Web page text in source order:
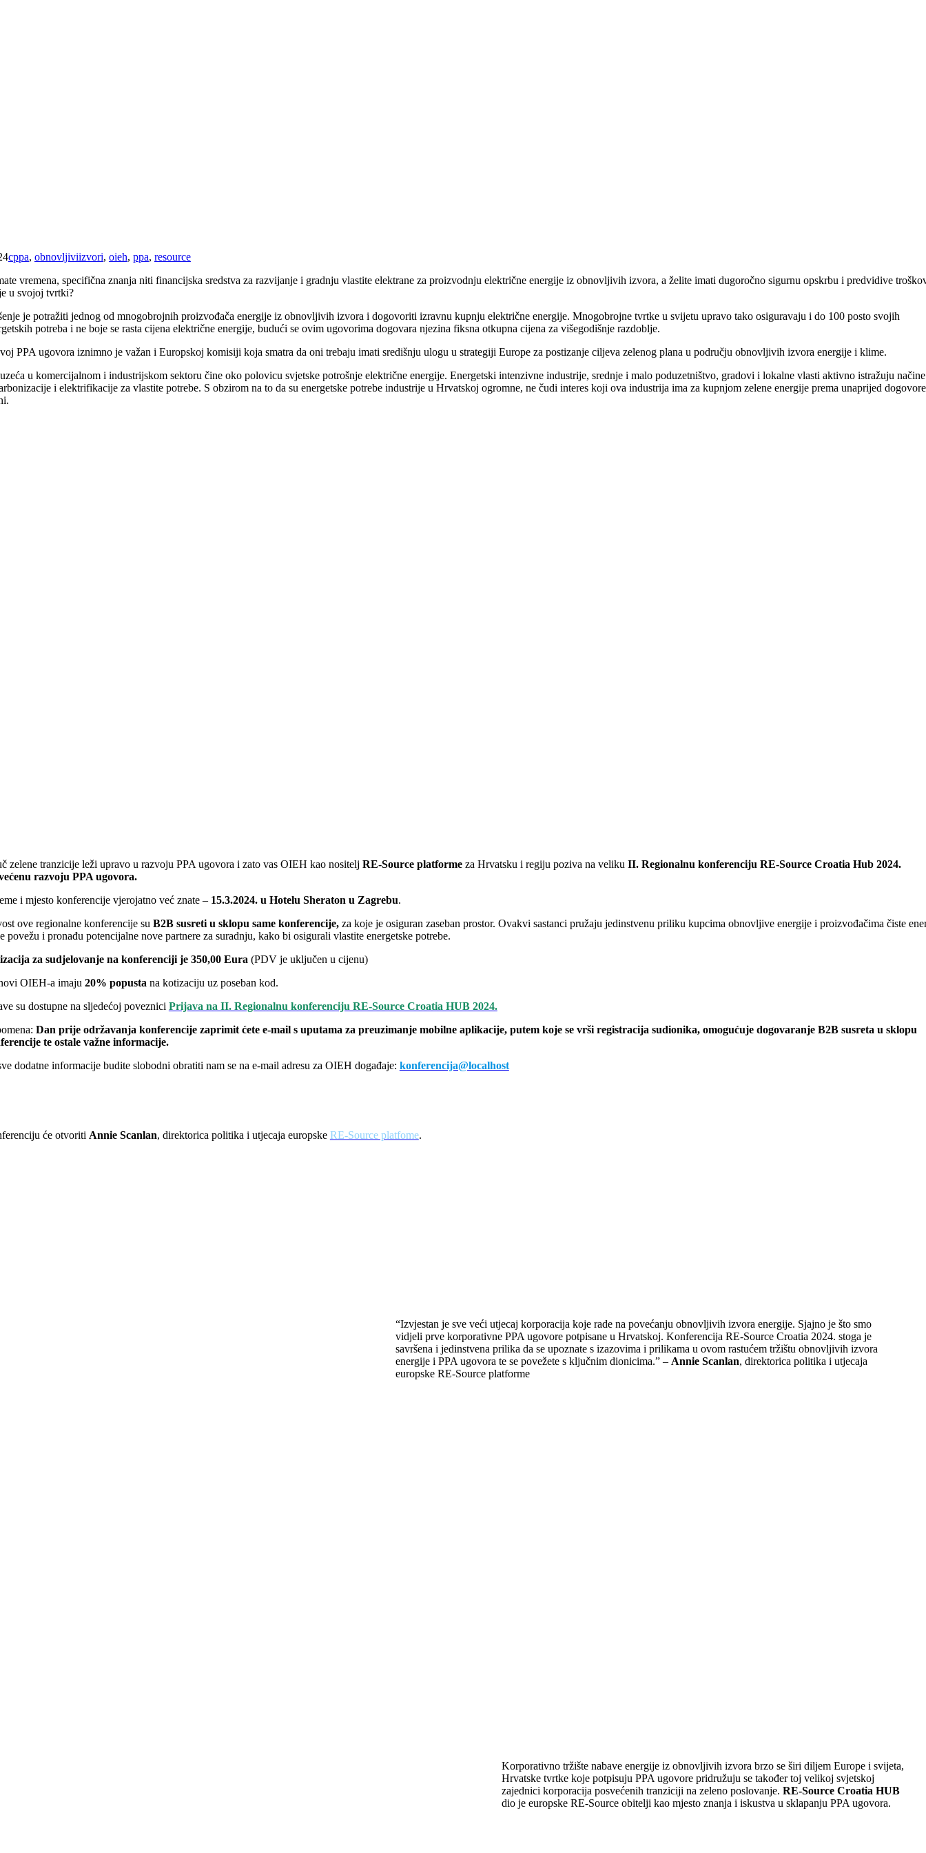
cppa, obnovljiviizvori, oieh, ppa, resource
vremena, specifična znanja niti financijska sredstva za razvijanje i gradnju vlastite elektrane za proizvodnju električne energije iz obnovljivih izvora, a želite imati dugoročno sigurnu opskrbu i predvidive
u svojoj tvrtki?
je potražiti jednog od mnogobrojnih proizvođača energije iz obnovljivih izvora i dogovoriti izravnu kupnju električne energije. Mnogobrojne tvrtke u svijetu upravo tako osiguravaju i do 100 posto svojih
potreba i ne boje se rasta cijena električne energije, budući se ovim ugovorima dogovara njezina fiksna otkupna cijena za višegodišnje razdoblje.
PPA ugovora iznimno je važan i Europskoj komisiji koja smatra da oni trebaju imati središnju ulogu u strategiji Europe za postizanje ciljeva zelenog plana u području obnovljivih izvora energije i klime.
u komercijalnom i industrijskom sektoru čine oko polovicu svjetske potrošnje električne energije. Energetski intenzivne industrije, srednje i malo poduzetništvo, gradovi i lokalne vlasti aktivno istražuju načine
i elektrifikacije za vlastite potrebe. S obzirom na to da su energetske potrebe industrije u Hrvatskoj ogromne, ne čudi interes koji ova industrija ima za kupnjom zelene energije prema unaprijed
zelene tranzicije leži upravo u razvoju PPA ugovora i zato vas OIEH kao nositelj RE-Source platforme za Hrvatsku i regiju poziva na veliku II. Regionalnu konferenciju RE-Source Croatia Hub 2024.
razvoju PPA ugovora.
i mjesto konferencije vjerojatno već znate – 15.3.2024. u Hotelu Sheraton u Zagrebu.
ove regionalne konferencije su B2B susreti u sklopu same konferencije, za koje je osiguran zaseban prostor. Ovakvi sastanci pružaju jedinstvenu priliku kupcima obnovljive energije i proizvođačima čiste
povežu i pronađu potencijalne nove partnere za suradnju, kako bi osigurali vlastite energetske potrebe.
za sudjelovanje na konferenciji je 350,00 Eura (PDV je uključen u cijenu)
OIEH-a imaju 20% popusta na kotizaciju uz poseban kod.
su dostupne na sljedećoj poveznici Prijava na II. Regionalnu konferenciju RE-Source Croatia HUB 2024.
Dan prije održavanja konferencije zaprimit ćete e-mail s uputama za preuzimanje mobilne aplikacije, putem koje se vrši registracija sudionika, omogućuje dogovaranje B2B susreta u sklopu
te ostale važne informacije.
dodatne informacije budite slobodni obratiti nam se na e-mail adresu za OIEH događaje: konferencija@localhost
će otvoriti Annie Scanlan, direktorica politika i utjecaja europske RE-Source platfome.
“Izvjestan je sve veći utjecaj korporacija koje rade na povećanju obnovljivih izvora energije. Sjajno je što smo
vidjeli prve korporativne PPA ugovore potpisane u Hrvatskoj. Konferencija RE-Source Croatia 2024. stoga je
savršena i jedinstvena prilika da se upoznate s izazovima i prilikama u ovom rastućem tržištu obnovljivih izvora
energije i PPA ugovora te se povežete s ključnim dionicima.” – Annie Scanlan, direktorica politika i utjecaja
europske RE-Source platforme
Korporativno tržište nabave energije iz obnovljivih izvora brzo se širi diljem Europe i svijeta,
Hrvatske tvrtke koje potpisuju PPA ugovore pridružuju se također toj velikoj svjetskoj
zajednici korporacija posvećenih tranziciji na zeleno poslovanje. RE-Source Croatia HUB
dio je europske RE-Source obitelji kao mjesto znanja i iskustva u sklapanju PPA ugovora.